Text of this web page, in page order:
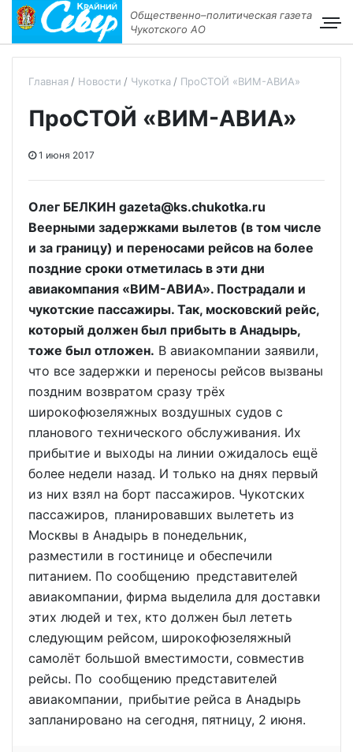
Общественно–политическая газета
Чукотского АО
Главная Новости Чукотка ПроСТОЙ «ВИМ-АВИА»
ПроСТОЙ «ВИМ-АВИА»
1 июня 2017
Олег БЕЛКИН gazeta@ks.chukotka.ru
Веерными задержками вылетов (в том числе
и за границу) и переносами рейсов на более
поздние сроки отметилась в эти дни
авиакомпания «ВИМ-АВИА». Пострадали и
чукотские пассажиры. Так, московский рейс,
который должен был прибыть в Анадырь,
тоже был отложен. В авиакомпании заявили,
что все задержки и переносы рейсов вызваны
поздним возвратом сразу трёх
широкофюзеляжных воздушных судов с
планового технического обслуживания. Их
прибытие и выходы на линии ожидалось ещё
более недели назад. И только на днях первый
из них взял на борт пассажиров. Чукотских
пассажиров, планировавших вылететь из
Москвы в Анадырь в понедельник,
разместили в гостинице и обеспечили
питанием. По сообщению представителей
авиакомпании, фирма выделила для доставки
этих людей и тех, кто должен был лететь
следующим рейсом, широкофюзеляжный
самолёт большой вместимости, совместив
рейсы. По сообщению представителей
авиакомпании, прибытие рейса в Анадырь
запланировано на сегодня, пятницу, 2 июня.